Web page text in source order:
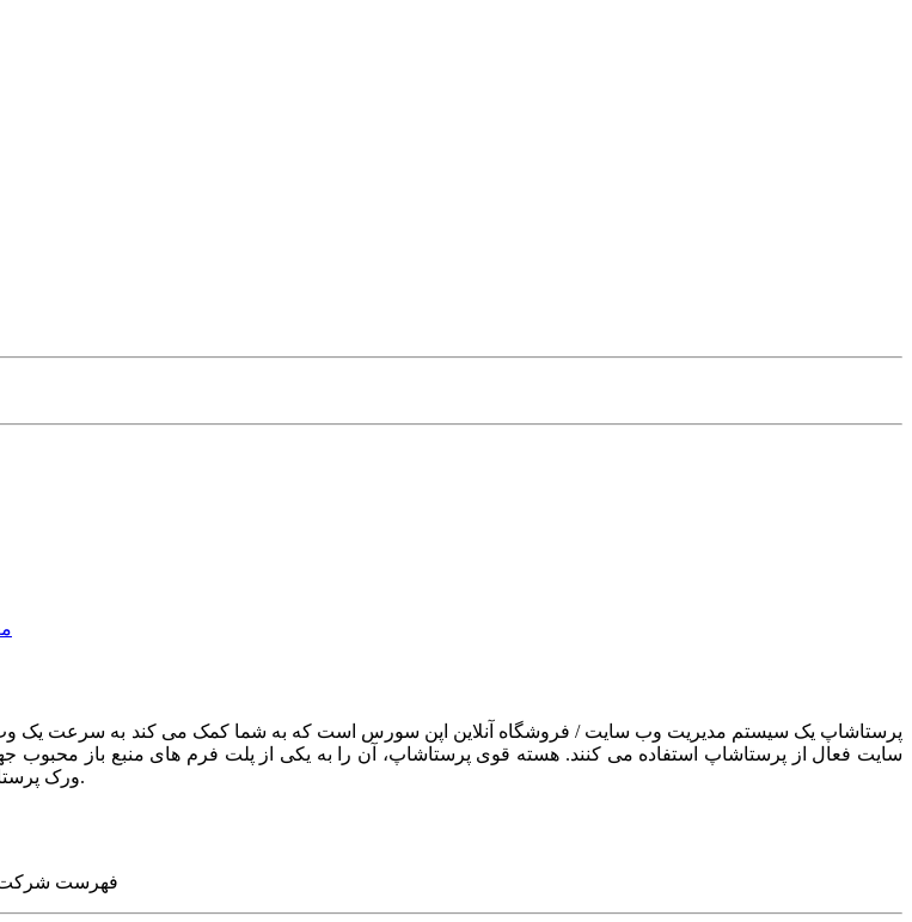
سایت فعال از پرستاشاپ استفاده می کنند. هسته قوی پرستاشاپ، آن را به یکی از پلت فرم های منبع باز محبوب
ورک پرستاشاپ، حرفه ای ترین وب سایت های روز جهان را برای شما طراحی می کنیم.
فهرست شرکت